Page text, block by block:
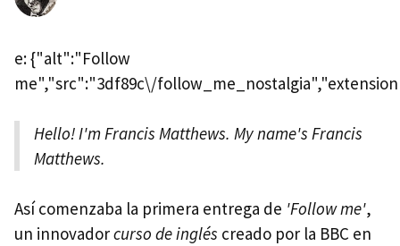
e: {"alt":"Follow
me","src":"3df89c\/
Hello! I'm Francis Matthews. My name's Francis
Matthews.
Así comenzaba la primera entrega de 'Follow me',
un innovadorcurso de inglés creado por la BBC en